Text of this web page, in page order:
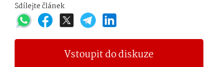
Sdílejte článek
Vstoupit do diskuze